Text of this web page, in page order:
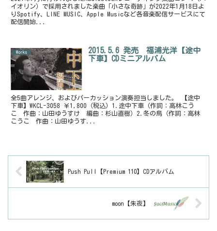
イオリン）で採用されました楽曲「小さな奇跡」が2022年1月18日よ
りSpotify、LINE MUSIC、Apple Musicなど各音楽配信サービスにて
配信開始...
Works
2015.5.6 発売 福浦光洋【途中
下車】CDミニアルバム
全5曲アレンジ、およびパーカッション演奏担当しました。 【途中
下車】WKCL-3058 ￥1,800（税込）1.途中下車（作詞：高林こう
こ 作曲：山田ゆうすけ 編曲：杉山直樹）2.冬の烏（作詞：高林
こうこ 作曲：山田ゆうす...
Push Pull【Premium 110】CDアルバム
moon【朱夜】